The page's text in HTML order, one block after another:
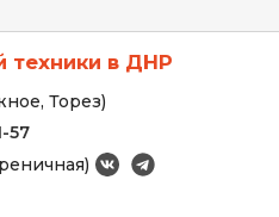
техники в ДНР
Торез)
57